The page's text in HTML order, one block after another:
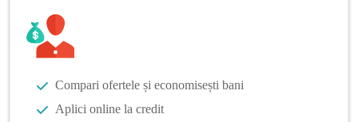
Compari ofertele și economisești bani
Aplici online la credit